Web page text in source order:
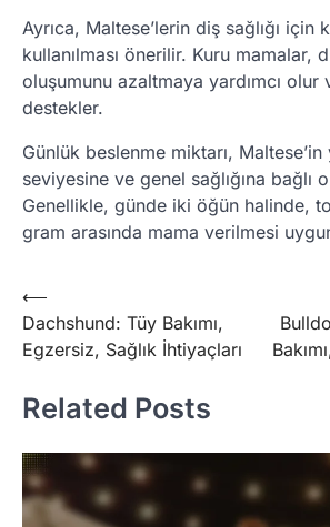
Ayrıca, Maltese’lerin diş sağlığı için
kullanılması önerilir. Kuru mamalar,
oluşumunu azaltmaya yardımcı olur
destekler.
Günlük beslenme miktarı,
seviyesine ve genel sağlığına bağlı
Genellikle, günde iki öğün halinde,
gram arasında mama verilmesi
Post
navigation
⟵
Dachshund: Tüy Bakımı,
Egzersiz, Sağlık İhtiyaçları
Related Posts